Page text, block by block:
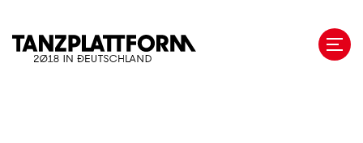
main
content